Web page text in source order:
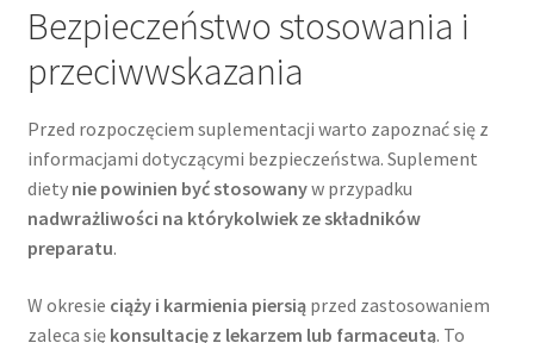
Bezpieczeństwo stosowania i
przeciwwskazania
Przed rozpoczęciem suplementacji warto zapoznać się z
informacjami dotyczącymi bezpieczeństwa. Suplement
diety nie powinien być stosowanyw przypadku
nadwrażliwości na którykolwiek ze składników
preparatu.
W okresie ciąży i karmienia piersiąprzed zastosowaniem
zaleca się konsultację z lekarzem lub farmaceutą. To